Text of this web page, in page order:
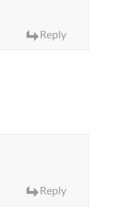
Reply
Reply